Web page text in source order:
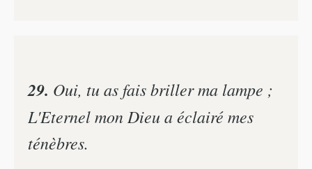
29. Oui, tu as fais briller ma lampe ;
L'Eternel mon Dieu a éclairé mes
ténèbres.